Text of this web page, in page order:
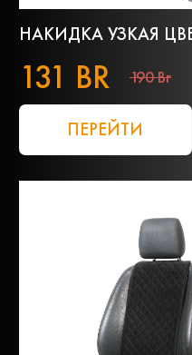
НАКИДКА УЗКАЯ
131 BR 190 Br
ПЕРЕЙТИ